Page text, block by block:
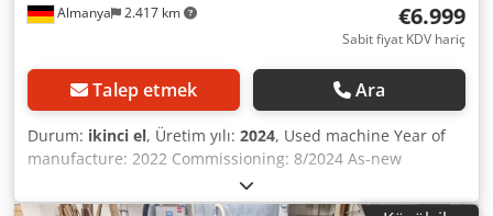
Almanya 2.417 km €6.999
Sabit fiyat KDV hariç
Talep etmek Ara
Durum: ikinci el, Üretim yılı: 2024, Used machine Year of
manufacture: 2022 Commissioning: 8/2024 As-new
condition The robust worktable made of heavily ribbed
cast iron and the welded steel base frame ensure high